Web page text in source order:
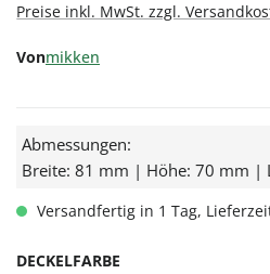
Preise inkl. MwSt. zzgl.
Vonmikken
Abmessungen:
Breite: 81 mm | Höhe: 70 mm |
Versandfertig in 1 Tag,
DECKELFARBE